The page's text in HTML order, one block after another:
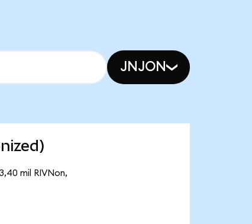
JNJON
mil RIVNon,